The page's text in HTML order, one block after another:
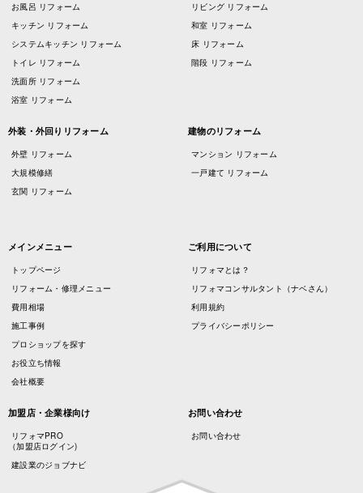
お風呂 リフォーム
キッチン リフォーム
システムキッチン リフォーム
トイレ リフォーム
洗面所 リフォーム
浴室 リフォーム
リビング リフォーム
和室 リフォーム
床 リフォーム
階段 リフォーム
外装・外回りリフォーム
外壁 リフォーム
大規模修繕
玄関 リフォーム
建物のリフォーム
マンション リフォーム
一戸建て リフォーム
メインメニュー
トップページ
リフォーム・修理メニュー
費用相場
施工事例
プロショップを探す
お役立ち情報
会社概要
ご利用について
リフォマとは？
リフォマコンサルタント（ナベさん）
利用規約
プライバシーポリシー
加盟店・企業様向け
リフォマPRO
（加盟店ログイン)
建設業のジョブナビ
お問い合わせ
お問い合わせ